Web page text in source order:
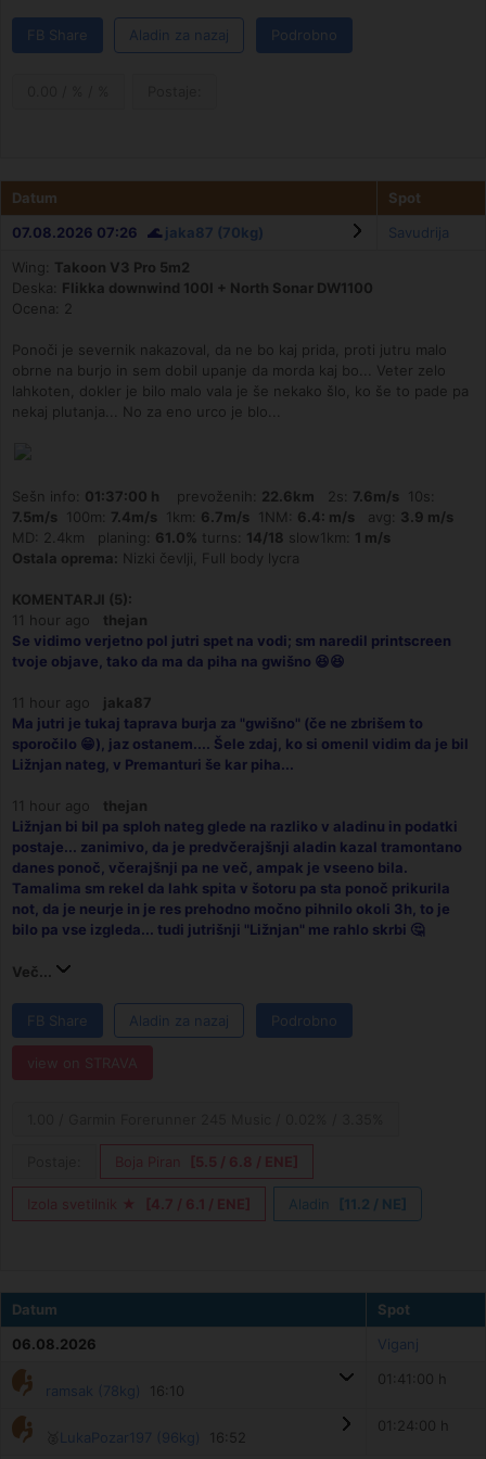
FB Share Aladin za nazaj Podrobno
Datum
Spot
07.08.2026 07:26 🌊 jaka87 (70kg)
Savudrija
Wing: Takoon V3 Pro 5m2
Deska: Flikka downwind 100l + North Sonar DW1100
Ocena: 2
Ponoči je severnik nakazoval, da ne bo kaj prida, proti jutru malo
obrne na burjo in sem dobil upanje da morda kaj bo... Veter zelo
lahkoten, dokler je bilo malo vala je še nekako šlo, ko še to pade pa
nekaj plutanja... No za eno urco je blo...
Sešn info: 01:37:00 h prevoženih: 22.6km 2s: 7.6m/s 10s:
7.5m/s 100m: 7.4m/s 1km: 6.7m/s 1NM: 6.4: m/s avg: 3.9 m/s
MD: 2.4km planing: 61.0% turns: 14/18 slow1km: 1 m/s
Ostala oprema: Nizki čevlji, Full body lycra
KOMENTARJI (5):
11 hour ago thejan
Se vidimo verjetno pol jutri spet na vodi; sm naredil printscreen
tvoje objave, tako da ma da piha na gwišno 😆😆
11 hour ago jaka87
Ma jutri je tukaj taprava burja za "gwišno" (če ne zbrišem to
sporočilo 😁), jaz ostanem.... Šele zdaj, ko si omenil vidim da je bil
Ližnjan nateg, v Premanturi še kar piha...
11 hour ago thejan
Ližnjan bi bil pa sploh nateg glede na razliko v aladinu in podatki
postaje... zanimivo, da je predvčerajšnji aladin kazal tramontano
danes ponoč, včerajšnji pa ne več, ampak je vseeno bila.
Tamalima sm rekel da lahk spita v šotoru pa sta ponoč prikurila
not, da je neurje in je res prehodno močno pihnilo okoli 3h, to je
bilo pa vse izgleda... tudi jutrišnji "Ližnjan" me rahlo skrbi 🤔
Več...
FB Share Aladin za nazaj Podrobno
view on STRAVA
Boja Piran [5.5 / 6.8 / ENE]
Izola svetilnik ★ [4.7 / 6.1 / ENE] Aladin [11.2 / NE]
Datum
Spot
06.08.2026
Viganj
ramsak (78kg) 16:10
01:41:00 h
LukaPozar197 (96kg) 16:52
01:24:00 h